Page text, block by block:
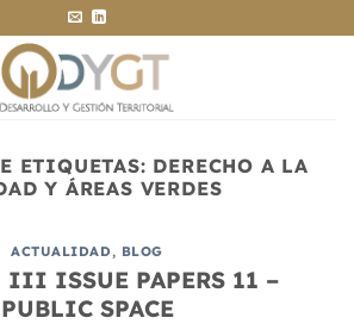
ETIQUETAS: DERECHO A LA
Y ÁREAS VERDES
ACTUALIDAD, BLOG
III ISSUE PAPERS 11 –
PUBLIC SPACE